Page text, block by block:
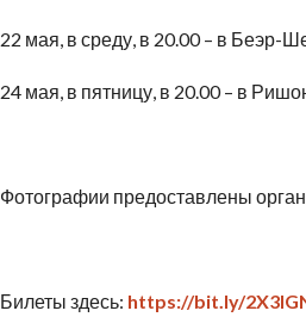
22 мая, в среду, в 20.00 – в Беэр-
24 мая, в пятницу, в 20.00 – в
Фотографии предоставлены
Билеты здесь: https://bit.ly/